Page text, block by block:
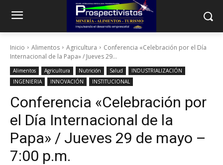
Inicio Alimentos Agricultura
Conferencia «Celebración por el Día
Internacional de la Papa» / Jueves 29...
Alimentos Agricultura Nutrición Salud
INDUSTRIALIZACIÓN
INGENIERIA
INNOVACIÓN INSTITUCIONAL
Conferencia «Celebración por
el Día Internacional de la
Papa» / Jueves 29 de mayo –
7:00 p.m.